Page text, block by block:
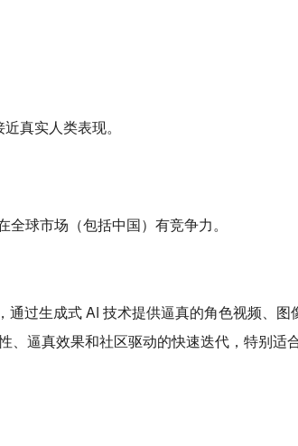
真实人类表现。
球市场（包括中国）有竞争力。
通过生成式 AI 技术提供逼真的角色视频、
逼真效果和社区驱动的快速迭代，特别